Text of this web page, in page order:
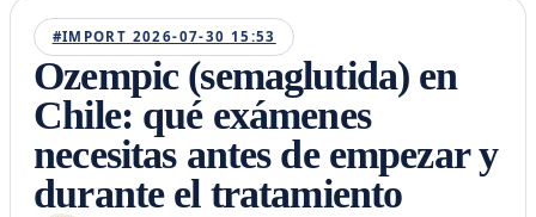
#IMPORT 2026-07-30 15:53
Ozempic (semaglutida) en
Chile: qué exámenes
necesitas antes de empezar y
durante el tratamiento